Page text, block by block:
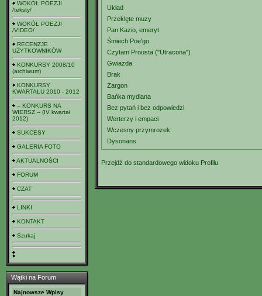
WOKÓŁ POEZJI
/teksty/
WOKÓŁ POEZJI
/VIDEO/
RECENZJE
UŻYTKOWNIKÓW
KONKURSY 2008/10
(archiwum)
KONKURSY
KWARTAŁU 2010 - 2012
-- KONKURS NA
WIERSZ -- (IV kwartał
2012)
SUKCESY
GALERIA FOTO
AKTUALNOŚCI
FORUM
CZAT
LINKI
KONTAKT
Szukaj
Wątki na Forum
Najnowsze Wpisy
Układ
Przeklęte muzy
Pan Kazio, emeryt
Śmiech Poe'go
Czytam Prousta ("Utracona")
Gwiazda
Brak
Żargon
Bańka mydlana
Bez pytań i bez odpowiedzi
Werterzy i empaci
Wczesny przymrozek
Dysonans
Przejdź do standardowego widoku Profilu